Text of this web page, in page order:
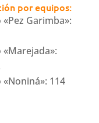
por equipos:
«Pez Garimba»:
«Marejada»:
«Noniná»: 114